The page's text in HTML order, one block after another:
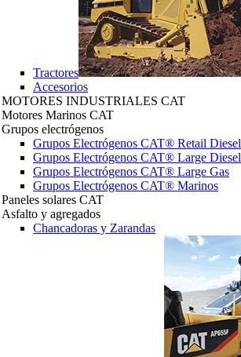
Tractores
Accesorios
MOTORES INDUSTRIALES CAT
Motores Marinos CAT
Grupos electrógenos
Grupos Electrógenos CAT® Retail Diesel
Grupos Electrógenos CAT® Large Diesel
Grupos Electrógenos CAT® Large Gas
Grupos Electrógenos CAT® Marinos
Paneles solares CAT
Asfalto y agregados
Chancadoras y Zarandas